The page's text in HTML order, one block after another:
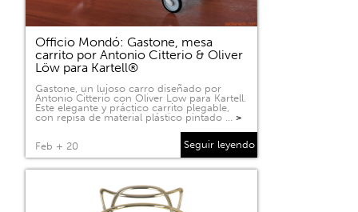
Officio Mondó: Gastone, mesa
carrito por Antonio Citterio & Oliver
Löw para Kartell®
Gastone, un lujoso carro diseñado por
Antonio Citterio con Oliver Low para Kartell.
Este elegante y práctico carrito plegable,
con repisa de material plástico pintado … >
Feb + 20 Seguir leyendo